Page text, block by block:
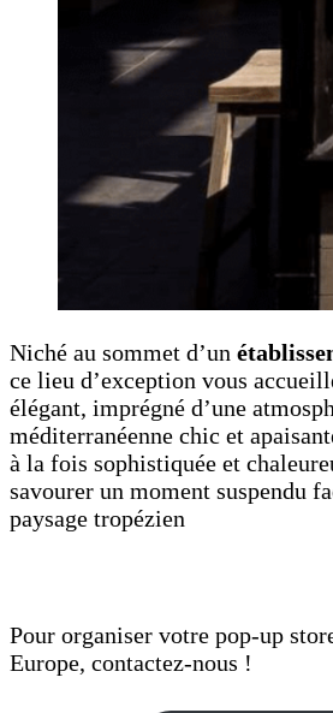
Niché au sommet d’un
ce lieu d’exception vous
élégant, imprégné d’une
méditerranéenne chic et
à la fois sophistiquée et
savourer un moment suspendu
paysage tropézien
Pour organiser votre pop-up
Europe, contactez-nous !